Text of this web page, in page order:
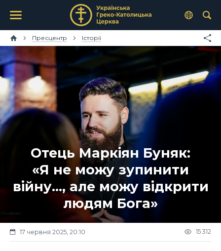
Пресцентр Історії
Отець Маркіян Буняк:
«Я не можу зупинити
війну…, але можу відкрити
людям Бога»
17 червня 2025, 20:10 15 312